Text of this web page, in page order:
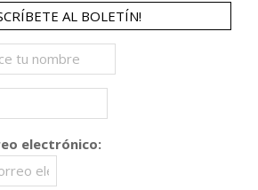
AL BOLETÍN!
electrónico: